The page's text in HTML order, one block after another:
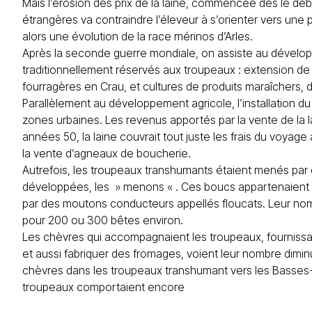
Mais l’érosion des prix de la laine, commencée dès le
étrangères va contraindre l’éleveur à s’orienter vers
alors une évolution de la race mérinos d’Arles.
Après la seconde guerre mondiale, on assiste au
traditionnellement réservés aux troupeaux : extension
fourragères en Crau, et cultures de produits maraîchers,
Parallèlement au développement agricole, l’installation
zones urbaines. Les revenus apportés par la vente de
années 50, la laine couvrait tout juste les frais du
la vente d’agneaux de boucherie.
Autrefois, les troupeaux transhumants étaient menés
développées, les » menons « . Ces boucs appartenaient
par des moutons conducteurs appellés floucats. Leur
pour 200 ou 300 bêtes environ.
Les chèvres qui accompagnaient les troupeaux,
et aussi fabriquer des fromages, voient leur nombre
chèvres dans les troupeaux transhumant vers les
troupeaux comportaient encore